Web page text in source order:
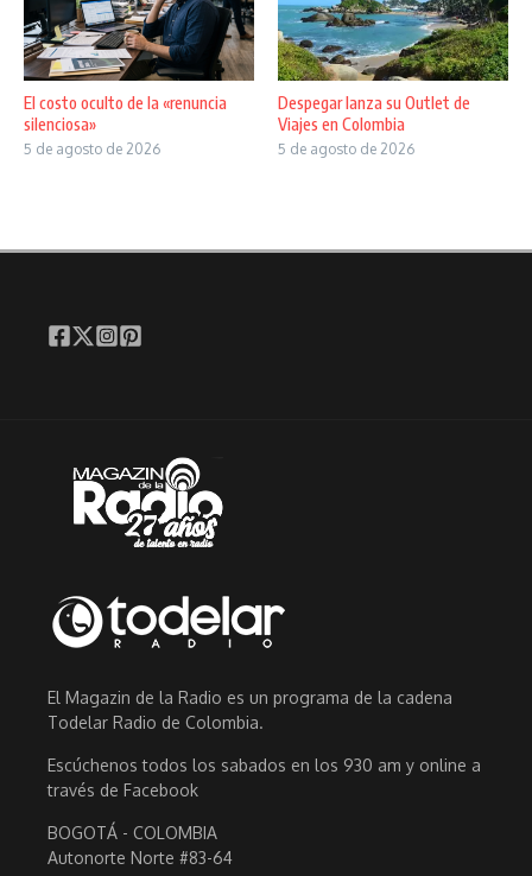
El costo oculto de la «renuncia
silenciosa»
5 de agosto de 2026
Despegar lanza su Outlet de
Viajes en Colombia
5 de agosto de 2026
El Magazin de la Radio es un programa de la cadena
Todelar Radio de Colombia.
Escúchenos todos los sabados en los 930 am y online a
través de Facebook
BOGOTÁ - COLOMBIA
Autonorte Norte #83-64